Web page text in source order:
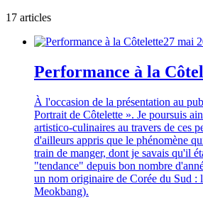
17 articles
27 mai
Performance à la
À l'occasion de la présentation au
Portrait de Côtelette ». Je poursuis
artistico-culinaires au travers de ces
d'ailleurs appris que le phénomène
train de manger, dont je savais qu'il
"tendance" depuis bon nombre
un nom originaire de Corée du Sud :
Meokbang).